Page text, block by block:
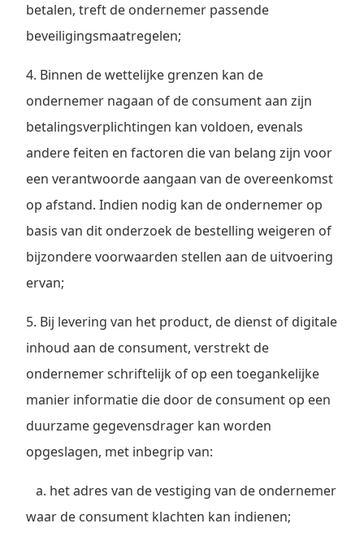
betalen, treft de ondernemer passende
beveiligingsmaatregelen;
4. Binnen de wettelijke grenzen kan de
ondernemer nagaan of de consument aan zijn
betalingsverplichtingen kan voldoen, evenals
andere feiten en factoren die van belang zijn voor
een verantwoorde aangaan van de overeenkomst
op afstand. Indien nodig kan de ondernemer op
basis van dit onderzoek de bestelling weigeren of
bijzondere voorwaarden stellen aan de uitvoering
ervan;
5. Bij levering van het product, de dienst of digitale
inhoud aan de consument, verstrekt de
ondernemer schriftelijk of op een toegankelijke
manier informatie die door de consument op een
duurzame gegevensdrager kan worden
opgeslagen, met inbegrip van:
a. het adres van de vestiging van de ondernemer
waar de consument klachten kan indienen;